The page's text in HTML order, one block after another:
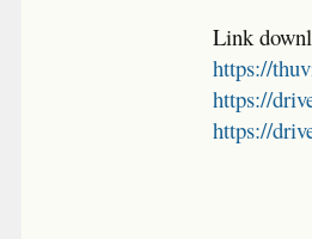
Link
https://
https://
https://